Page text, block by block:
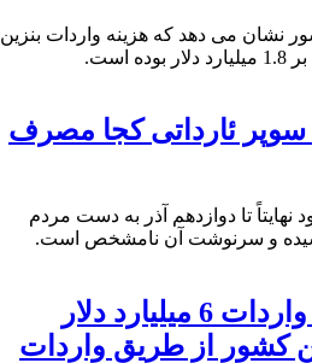
نشان می دهد که هزینه واردات بنزین
سوپر ئارداتی کجا مصرف
نهایتاً تا دوازدهم آذر به دست مردم
و سرنوشت آن نامشخص است.
صحت‌سنجی ادعای واردات 6 میلیارد دلار
کشور از طریق واردات